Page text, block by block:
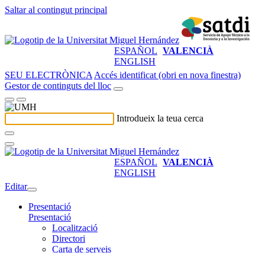
Saltar al contingut principal
ESPAÑOL VALENCIÀ
ENGLISH
SEU ELECTRÒNICA Accés identificat (obri en nova finestra)
Gestor de continguts del lloc
Introdueix la teua cerca
ESPAÑOL VALENCIÀ
ENGLISH
Editar
Presentació
Presentació
Localització
Directori
Carta de serveis